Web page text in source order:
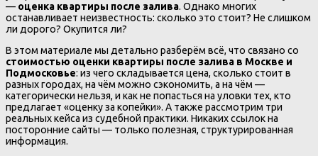
— оценка квартиры после залива. Однако многих
останавливает неизвестность: сколько это стоит? Не слишком
ли дорого? Окупится ли?
В этом материале мы детально разберём всё, что связано со
стоимостью оценки квартиры после залива в Москве и
Подмосковье: из чего складывается цена, сколько стоит в
разных городах, на чём можно сэкономить, а на чём —
категорически нельзя, и как не попасться на уловки тех, кто
предлагает «оценку за копейки». А также рассмотрим три
реальных кейса из судебной практики. Никаких ссылок на
посторонние сайты — только полезная, структурированная
информация.